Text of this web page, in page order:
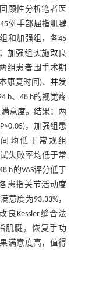
顾性分析笔者医
例手部屈指肌腱
和加强组，各45
加强组实施改良
组患者围手术期
康复时间)、并发
h、48 h的视觉疼
意度。结果：两
，加强组患
均低于常规组
失败率均低于常
h的VAS评分低于
患指关节活动度
意度为93.33%，
良Kessler缝合法
肌腱，恢复手功
满意度高，值得